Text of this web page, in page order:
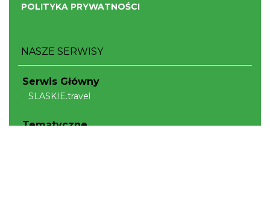
POLITYKA PRYWATNOŚCI
NASZE SERWISY
Serwis Główny
SLASKIE.travel
Tematyczne